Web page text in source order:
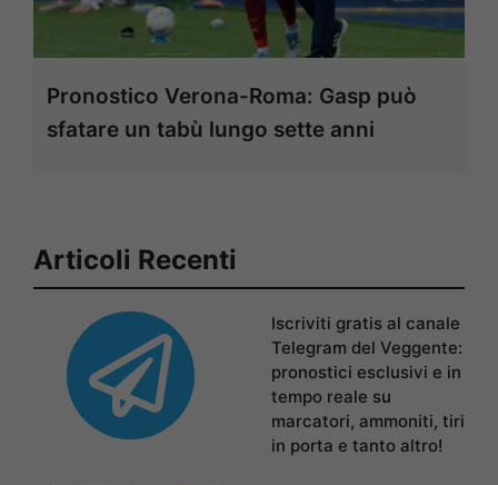
Pronostico Verona-Roma: Gasp può
sfatare un tabù lungo sette anni
Articoli Recenti
Iscriviti gratis al canale
Telegram del Veggente:
pronostici esclusivi e in
tempo reale su
marcatori, ammoniti, tiri
in porta e tanto altro!